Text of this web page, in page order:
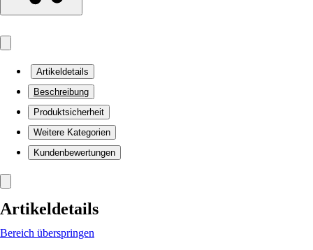
Artikeldetails
Beschreibung
Produktsicherheit
Weitere Kategorien
Kundenbewertungen
Artikeldetails
Bereich überspringen